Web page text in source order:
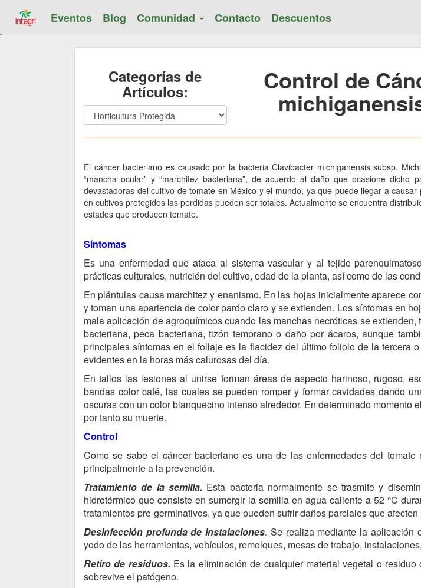
Eventos Blog Comunidad Contacto Descuentos
Categorías de
Artículos: Control de
El cáncer bacteriano es causado por la bacteria Clavibacter michiganensis subsp.
“mancha ocular” y “marchitez bacteriana”, de acuerdo al daño que ocasione
devastadoras del cultivo de tomate en México y el mundo, ya que puede llegar a
en cultivos protegidos las perdidas pueden ser totales. Actualmente se encuentra
estados que producen tomate.
Síntomas
Es una enfermedad que ataca al sistema vascular y al tejido
prácticas culturales, nutrición del cultivo, edad de la planta, así como de las
En plántulas causa marchitez y enanismo. En las hojas inicialmente aparece
y toman una apariencia de color pardo claro y se extienden. Los síntomas en
mala aplicación de agroquímicos cuando las manchas necróticas se
bacteriana, peca bacteriana, tizón temprano o daño por ácaros, aunque
principales síntomas en el follaje es la flacidez del último foliolo de la tercera
evidentes en la horas más calurosas del día.
En tallos las lesiones al unirse forman áreas de aspecto harinoso, rugoso,
bandas color café, las cuales se pueden romper y formar cavidades dando
oscuras con un color blanquecino intenso alrededor. En determinado
por tanto su muerte.
Control
Como se sabe el cáncer bacteriano es una de las enfermedades del
principalmente a la prevención.
Tratamiento de la semilla. Esta bacteria normalmente se trasmite y
hidrotérmico que consiste en sumergir la semilla en agua caliente a 52 °C
tratamientos pre-germinativos, ya que pueden sufrir daños parciales que
Desinfección profunda de instalaciones. Se realiza mediante la aplicación
yodo de las herramientas, vehículos, remolques, mesas de trabajo,
Retiro de residuos. Es la eliminación de cualquier material vegetal o
sobrevive el patógeno.